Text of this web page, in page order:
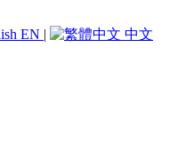
EN | 中文